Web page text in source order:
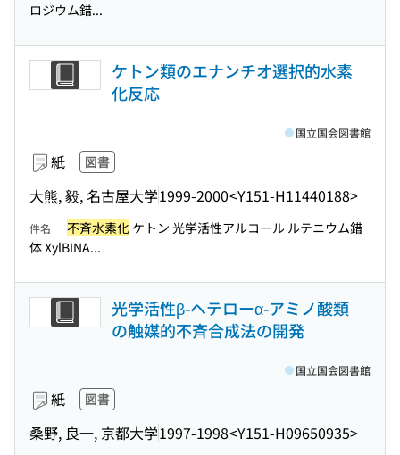
ロジウム錯...
ケトン類のエナンチオ選択的水素
化反応
紙 図書
大熊, 毅, 名古屋大学1999-2000<Y151-H11440188>
国立国会図書館
件名 不斉水素化 ケトン 光学活性アルコール ルテニウム錯
体 XylBINA...
光学活性β-ヘテローα-アミノ酸類
の触媒的不斉合成法の開発
紙 図書
桑野, 良一, 京都大学1997-1998<Y151-H09650935>
国立国会図書館